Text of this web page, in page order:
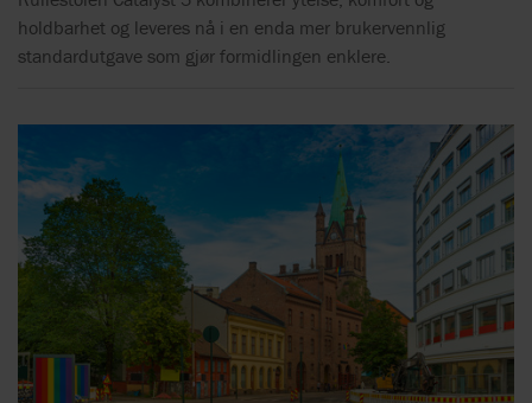
holdbarhet og leveres nå i en enda mer brukervennlig
standardutgave som gjør formidlingen enklere.